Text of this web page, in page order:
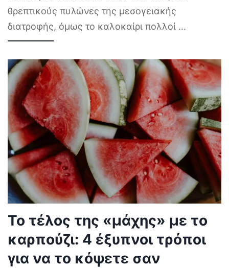
θρεπτικούς πυλώνες της μεσογειακής
διατροφής, όμως το καλοκαίρι πολλοί ...
Το τέλος της «μάχης» με το
καρπούζι: 4 έξυπνοι τρόποι
για να το κόψετε σαν